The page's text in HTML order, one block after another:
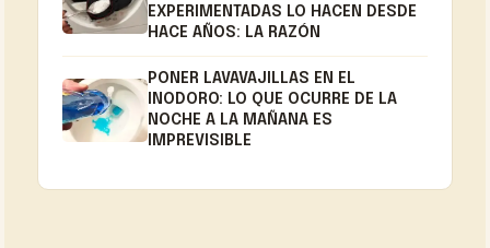
EXPERIMENTADAS LO HACEN DESDE
HACE AÑOS: LA RAZÓN
PONER LAVAVAJILLAS EN EL
INODORO: LO QUE OCURRE DE LA
NOCHE A LA MAÑANA ES
IMPREVISIBLE